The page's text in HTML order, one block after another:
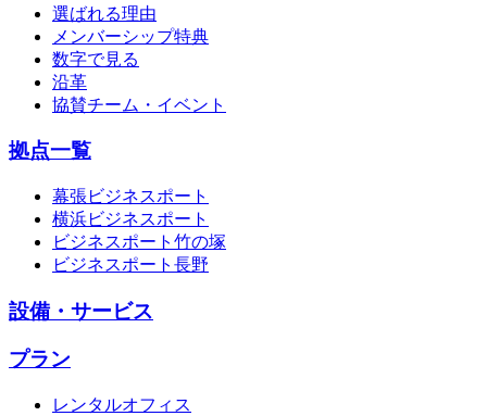
選ばれる理由
メンバーシップ特典
数字で見る
沿革
協賛チーム・イベント
拠点一覧
幕張ビジネスポート
横浜ビジネスポート
ビジネスポート竹の塚
ビジネスポート長野
設備・サービス
プラン
レンタルオフィス